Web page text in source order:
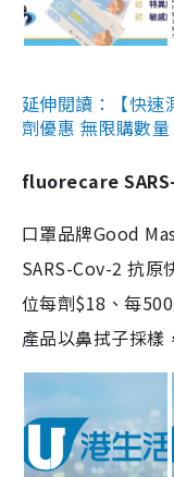
延伸閱讀：【快速
劑優惠 無限購數
fluorecare
口罩品牌Good
SARS-Cov-2 抗原
位每劑$18、每
產品以鼻拭子採樣